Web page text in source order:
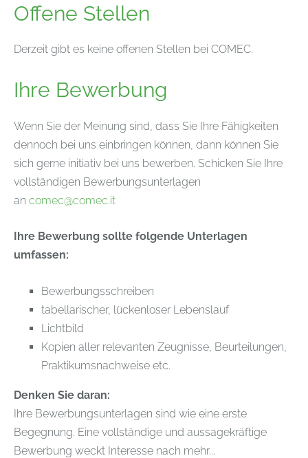
Offene Stellen
Derzeit gibt es keine offenen Stellen bei COMEC.
Ihre Bewerbung
Wenn Sie der Meinung sind, dass Sie Ihre Fähigkeiten
dennoch bei uns einbringen können, dann können Sie
sich gerne initiativ bei uns bewerben. Schicken Sie Ihre
vollständigen Bewerbungsunterlagen
an comec@comec.it
Ihre Bewerbung sollte folgende Unterlagen
umfassen:
Bewerbungsschreiben
tabellarischer, lückenloser Lebenslauf
Lichtbild
Kopien aller relevanten Zeugnisse, Beurteilungen,
Praktikumsnachweise etc.
Denken Sie daran:
Ihre Bewerbungsunterlagen sind wie eine erste
Begegnung. Eine vollständige und aussagekräftige
Bewerbung weckt Interesse nach mehr...